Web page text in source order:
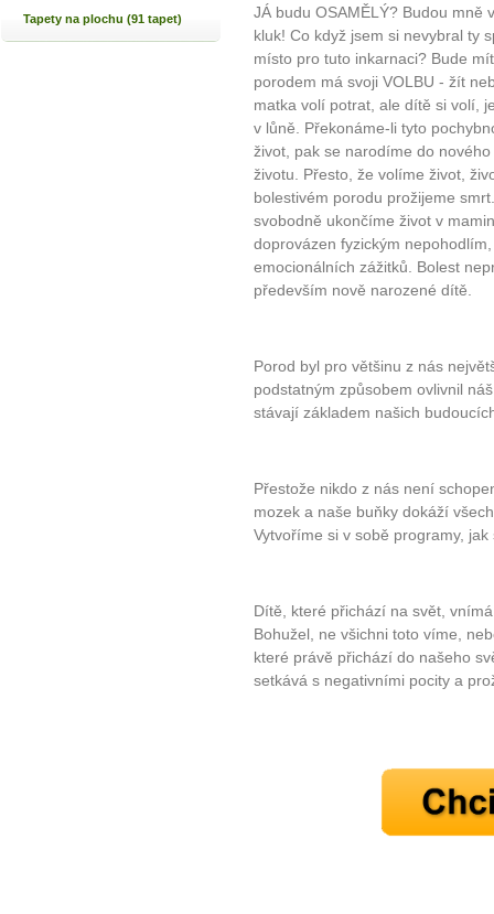
Tapety na plochu (91 tapet)
JÁ budu OSAMĚLÝ? Budou mně
kluk! Co když jsem si nevybral ty
místo pro tuto inkarnaci? Bude
porodem má svoji VOLBU - žít
matka volí potrat, ale dítě si volí,
v lůně. Překonáme-li tyto
život, pak se narodíme do
životu. Přesto, že volíme život,
bolestivém porodu prožijeme
svobodně ukončíme život v
doprovázen fyzickým
emocionálních zážitků. Bolest
především nově narozené dítě.
Porod byl pro většinu z nás
podstatným způsobem ovlivnil
stávají základem našich
Přestože nikdo z nás není
mozek a naše buňky dokáží
Vytvoříme si v sobě programy,
Dítě, které přichází na svět,
Bohužel, ne všichni toto víme,
které právě přichází do našeho
setkává s negativními pocity a